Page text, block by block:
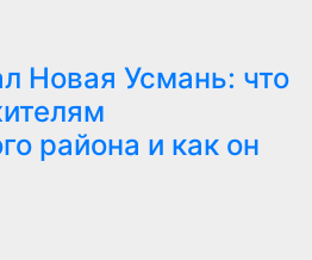
Новая Усмань: что
района и как он